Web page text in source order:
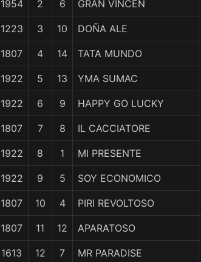
1954 2 6 GRAN VINCEN
1223 3 10 DOÑA ALE
1807 4 14 TATA MUNDO
1922 5 13 YMA SUMAC
1922 6 9 HAPPY GO LUCKY
1807 7 8 IL CACCIATORE
1922 8 1 MI PRESENTE
1922 9 5 SOY ECONOMICO
1807 10 4 PIRI REVOLTOSO
1807 11 12 APARATOSO
1613 12 7 MR PARADISE